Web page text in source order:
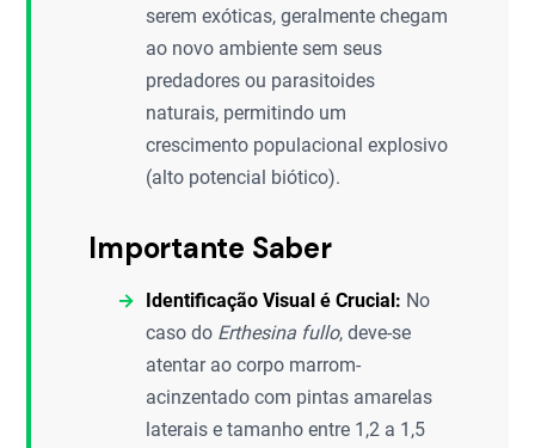
serem exóticas, geralmente chegam
ao novo ambiente sem seus
predadores ou parasitoides
naturais, permitindo um
crescimento populacional explosivo
(alto potencial biótico).
Importante Saber
Identificação Visual é Crucial: No
caso do Erthesina fullo, deve-se
atentar ao corpo marrom-
acinzentado com pintas amarelas
laterais e tamanho entre 1,2 a 1,5